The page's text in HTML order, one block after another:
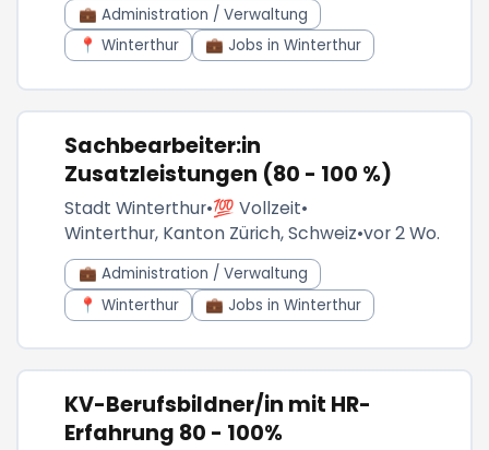
💼 Administration / Verwaltung
📍 Winterthur
💼 Jobs in Winterthur
Sachbearbeiter:in
Zusatzleistungen (80 - 100 %)
Stadt Winterthur•💯 Vollzeit•
Winterthur, Kanton Zürich, Schweiz•vor 2 Wo.
💼 Administration / Verwaltung
📍 Winterthur
💼 Jobs in Winterthur
KV-Berufsbildner/in mit HR-
Erfahrung 80 - 100%